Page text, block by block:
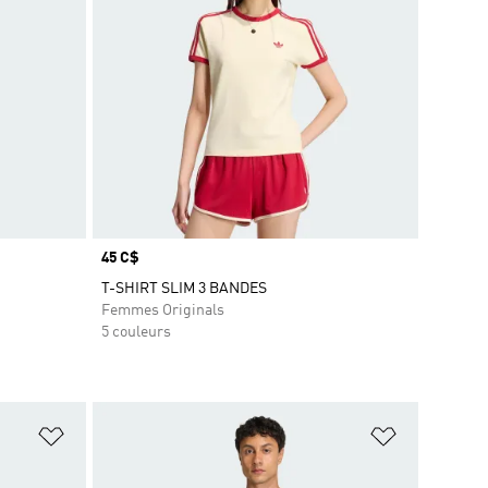
Prix
45 C$
T-SHIRT SLIM 3 BANDES
Femmes Originals
5 couleurs
Ajouter à la Liste de produits favoris